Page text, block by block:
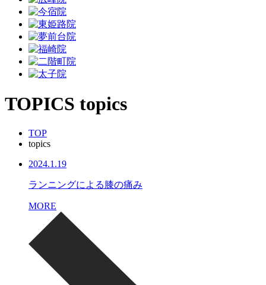
TOPICS topics
TOP
topics
2024.1.19
ランニングによる膝の痛み
MORE